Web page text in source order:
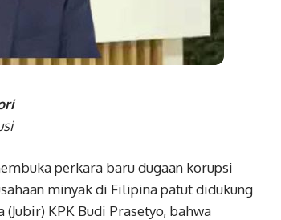
perkara baru dugaan korupsi
minyak di Filipina patut didukung
KPK Budi Prasetyo, bahwa